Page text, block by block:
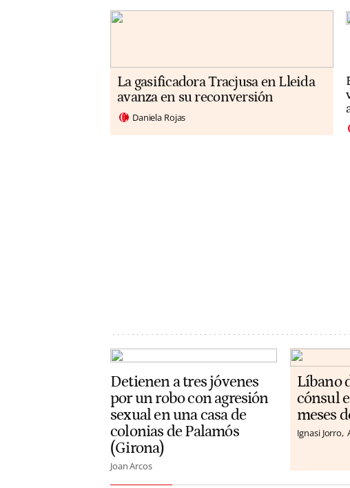
La gasificadora Tracjusa en Lleida
avanza en su reconversión
Daniela Rojas
Detienen a tres jóvenes
por un robo con agresión
sexual en una casa de
colonias de Palamós
(Girona)
Joan Arcos
Líbano
cónsul
meses
Ignasi Jorro